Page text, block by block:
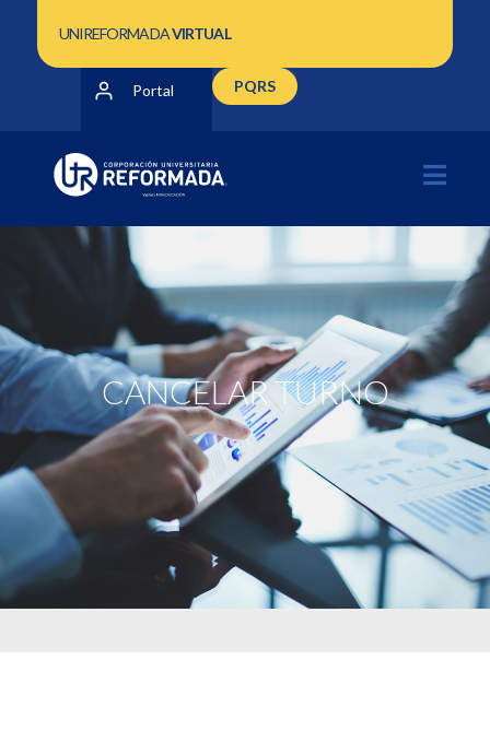
UNIREFORMADAVIRTUAL
Portal PQRS
CANCELAR TURNO